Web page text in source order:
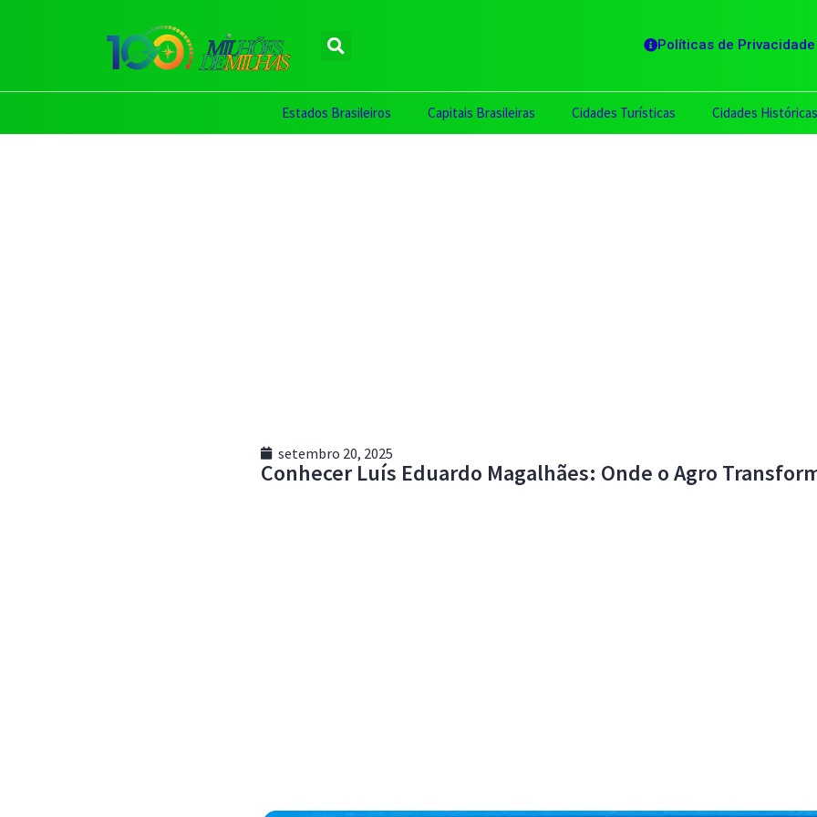
Políticas de Privacidade
Estados Brasileiros Capitais Brasileiras Cidades Turísticas Cidades Históricas
setembro 20, 2025
Conhecer Luís Eduardo Magalhães: Onde o Agro